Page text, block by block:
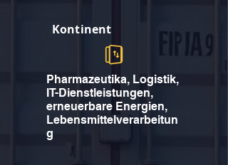
Kontinent
Pharmazeutika, Logistik,
IT-Dienstleistungen,
erneuerbare Energien,
Lebensmittelverarbeitun
g